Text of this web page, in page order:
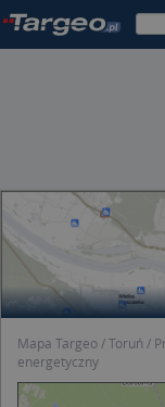
Mapa Targeo Toruń
energetyczny